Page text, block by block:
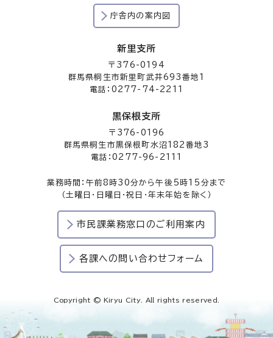
庁舎内の案内図
新里支所
〒376-0194
群馬県桐生市新里町武井693番地1
電話：0277-74-2211
黒保根支所
〒376-0196
群馬県桐生市黒保根町水沼182番地3
電話：0277-96-2111
業務時間：午前8時30分から午後5時15分まで
（土曜日・日曜日・祝日・年末年始を除く）
市民課業務窓口のご利用案内
各課への問い合わせフォーム
Copyright © Kiryu City. All rights reserved.